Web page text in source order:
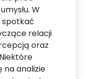
W
spotkać
relacji
oraz
na analizie